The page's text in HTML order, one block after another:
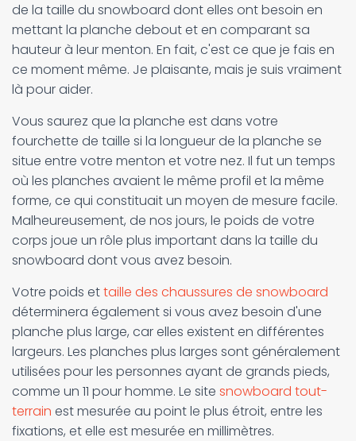
de la taille du snowboard dont elles ont besoin en
mettant la planche debout et en comparant sa
hauteur à leur menton. En fait, c'est ce que je fais en
ce moment même. Je plaisante, mais je suis vraiment
là pour aider.
Vous saurez que la planche est dans votre
fourchette de taille si la longueur de la planche se
situe entre votre menton et votre nez. Il fut un temps
où les planches avaient le même profil et la même
forme, ce qui constituait un moyen de mesure facile.
Malheureusement, de nos jours, le poids de votre
corps joue un rôle plus important dans la taille du
snowboard dont vous avez besoin.
Votre poids ettaille des chaussures de snowboard
déterminera également si vous avez besoin d'une
planche plus large, car elles existent en différentes
largeurs. Les planches plus larges sont généralement
utilisées pour les personnes ayant de grands pieds,
comme un 11 pour homme. Le site snowboard tout-
terrain est mesurée au point le plus étroit, entre les
fixations, et elle est mesurée en millimètres.